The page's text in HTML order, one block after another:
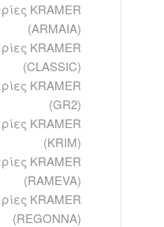
KRAMER
(ARMAIA)
KRAMER
(CLASSIC)
KRAMER
(GR2)
KRAMER
(KRIM)
KRAMER
(RAMEVA)
KRAMER
(REGONNA)